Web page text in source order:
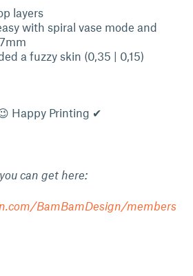
layers
with spiral vase mode and
a fuzzy skin (0,35 | 0,15)
Happy Printing ✔
can get here:
BamBamDesign/members